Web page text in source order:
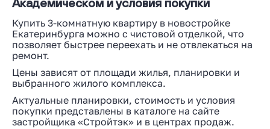
Купить 3-комнатную квартиру в новостройке
Екатеринбурга можно с чистовой отделкой, что
позволяет быстрее переехать и не отвлекаться на
ремонт.
Цены зависят от площади жилья, планировки и
выбранного жилого комплекса.
Актуальные планировки, стоимость и условия
покупки представлены в каталоге на сайте
застройщика «Стройтэк» и в центрах продаж.